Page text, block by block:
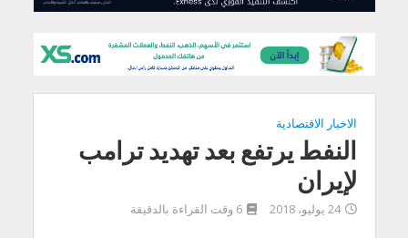
الاخبار الاقتصادية
النفط يرتفع بعد تهديد ترامب
لإيران
24 يوليو، 2018 6 وقت القراءة بالدقيقة